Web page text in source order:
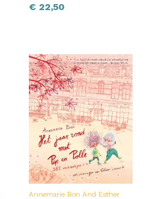
€ 22,50
Annemarie Bon And Esther